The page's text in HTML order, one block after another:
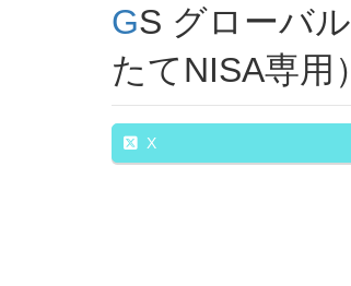
GS グローバル・コア株式・ファンド（DC・つみ
たてNISA専用）
X